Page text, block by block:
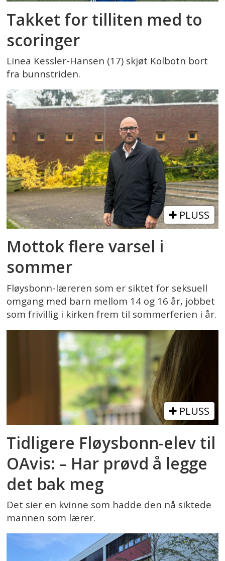
Takket for tilliten med to
scoringer
Linea Kessler-Hansen (17) skjøt Kolbotn bort
fra bunnstriden.
PLUSS
Mottok flere varsel i
sommer
Fløysbonn-læreren som er siktet for seksuell
omgang med barn mellom 14 og 16 år, jobbet
som frivillig i kirken frem til sommerferien i år.
PLUSS
Tidligere Fløysbonn-elev til
OAvis: – Har prøvd å legge
det bak meg
Det sier en kvinne som hadde den nå siktede
mannen som lærer.